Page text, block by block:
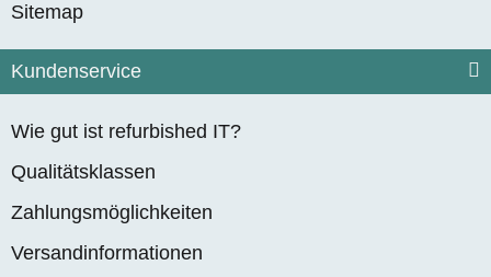
Sitemap
Kundenservice
Wie gut ist refurbished IT?
Qualitätsklassen
Zahlungsmöglichkeiten
Versandinformationen